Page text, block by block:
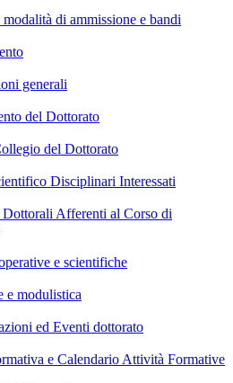
di ammissione e bandi
generali
del Dottorato
del Dottorato
Disciplinari Interessati
Afferenti al Corso di
e scientifiche
e modulistica
ed Eventi dottorato
e Calendario Attività Formative